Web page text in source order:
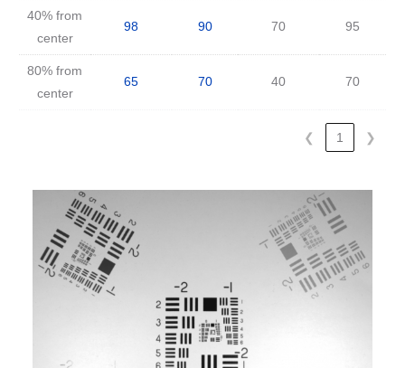
40% from
center
98 90 70 95
80% from
center
65 70 40 70
❮ 1 ❯